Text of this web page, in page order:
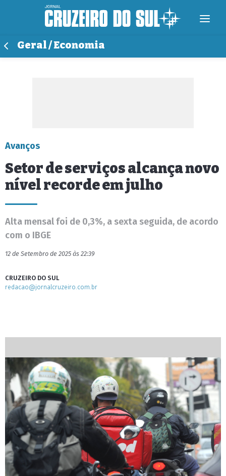
Geral / Economia
Avanços
Setor de serviços alcança novo
nível recorde em julho
Alta mensal foi de 0,3%, a sexta seguida, de acordo
com o IBGE
12 de Setembro de 2025 às 22:39
CRUZEIRO DO SUL
redacao@jornalcruzeiro.com.br